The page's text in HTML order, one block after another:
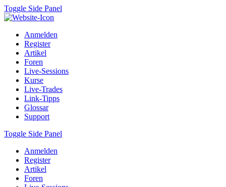
Toggle Side Panel
Anmelden
Register
Artikel
Foren
Live-Sessions
Kurse
Live-Trades
Link-Tipps
Glossar
Support
Toggle Side Panel
Anmelden
Register
Artikel
Foren